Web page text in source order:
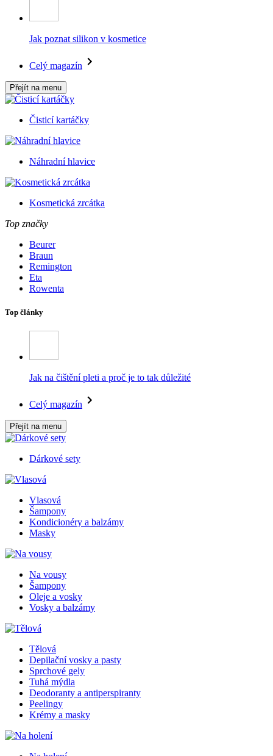
Jak poznat silikon v kosmetice
Celý magazín
Přejít na menu
Čisticí kartáčky
Náhradní hlavice
Kosmetická zrcátka
Top značky
Beurer
Braun
Remington
Eta
Rowenta
Top články
Jak na čištění pleti a proč je to tak důležité
Celý magazín
Přejít na menu
Dárkové sety
Vlasová
Šampony
Kondicionéry a balzámy
Masky
Na vousy
Šampony
Oleje a vosky
Vosky a balzámy
Tělová
Depilační vosky a pasty
Sprchové gely
Tuhá mýdla
Deodoranty a antiperspiranty
Peelingy
Krémy a masky